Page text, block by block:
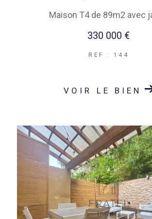
Maison T4 de 89m2 avec
330 000 €
REF : 144
VOIR LE BIEN